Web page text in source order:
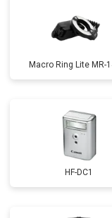
Macro Ring Lite MR-
HF-DC1